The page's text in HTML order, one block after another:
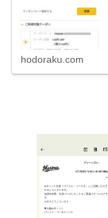
hodoraku.com